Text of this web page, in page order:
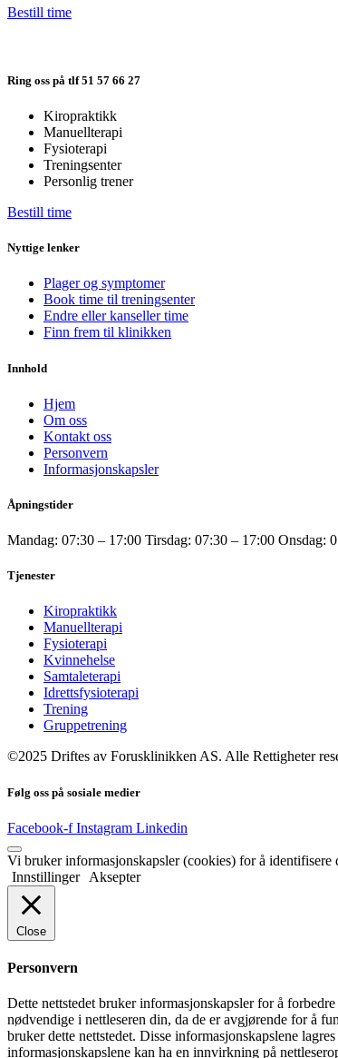
Bestill time
Ring oss på tlf 51 57 66 27
Kiropraktikk
Manuellterapi
Fysioterapi
Treningsenter
Personlig trener
Bestill time
Nyttige lenker
Plager og symptomer
Book time til treningsenter
Endre eller kanseller time
Finn frem til klinikken
Innhold
Hjem
Om oss
Kontakt oss
Personvern
Informasjonskapsler
Åpningstider
Mandag: 07:30 – 17:00 Tirsdag: 07:30 – 17:00 Onsdag:
Tjenester
Kiropraktikk
Manuellterapi
Fysioterapi
Kvinnehelse
Samtaleterapi
Idrettsfysioterapi
Trening
Gruppetrening
©2025 Driftes av Forusklinikken AS. Alle Rettigheter
Følg oss på sosiale medier
Facebook-f Instagram Linkedin
Vi bruker informasjonskapsler (cookies) for å
Innstillinger
Aksepter
Close
Personvern
Dette nettstedet bruker informasjonskapsler for å
nødvendige i nettleseren din, da de er avgjørende for å
bruker dette nettstedet. Disse informasjonskapslene
informasjonskapslene kan ha en innvirkning på